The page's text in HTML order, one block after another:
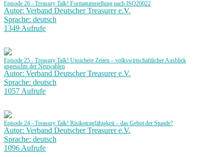
Episode 26 - Treasury Talk! Formatumstellung nach ISO20022
Autor: Verband Deutscher Treasurer e.V.
Sprache: deutsch
1349 Aufrufe
Episode 25 - Treasury Talk! Unsichere Zeiten – volkswirtschaftlicher Ausblick
angesichts der Neuwahlen
Autor: Verband Deutscher Treasurer e.V.
Sprache: deutsch
1057 Aufrufe
Episode 24 - Treasury Talk! Risikotragfähigkeit – das Gebot der Stunde?
Autor: Verband Deutscher Treasurer e.V.
Sprache: deutsch
1096 Aufrufe